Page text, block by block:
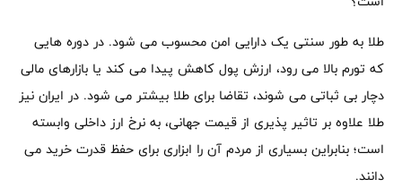
طلا به طور سنتی یک دارایی امن محسوب می شود. در دوره هایی
که تورم بالا می رود، ارزش پول کاهش پیدا می کند یا بازارهای مالی
دچار بی ثباتی می شوند، تقاضا برای طلا بیشتر می شود. در ایران نیز
طلا علاوه بر تاثیر پذیری از قیمت جهانی، به نرخ ارز داخلی وابسته
است؛ بنابراین بسیاری از مردم آن را ابزاری برای حفظ قدرت خرید می
دانند.